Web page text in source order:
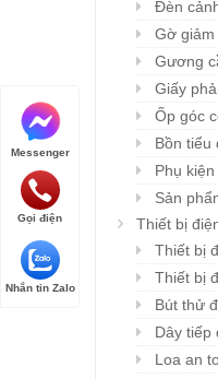
Đèn
Gờ giảm
Gương
Giấy
Ốp góc
Bồn tiểu
Phụ
Sản
Thiết bị
Thiết bị
Thiết bị
Bút thử
Dây tiếp
Loa an
Khẩu trang
Karnik
Giá: liên hệ
Messenger
Gọi điện
Nhắn tin Zalo